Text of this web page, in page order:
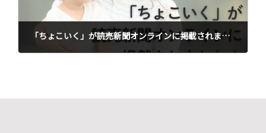
「ちょこいく」が読売新聞オンラインに掲載されました
2025年12月2日